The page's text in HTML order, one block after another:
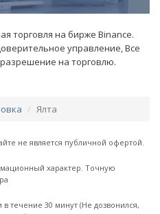
торговля на бирже Binance.
управление, Все
на торговлю.
Ялта
не является публичной офертой.
характер. Точную
течение 30 минут (Не дозвонился,